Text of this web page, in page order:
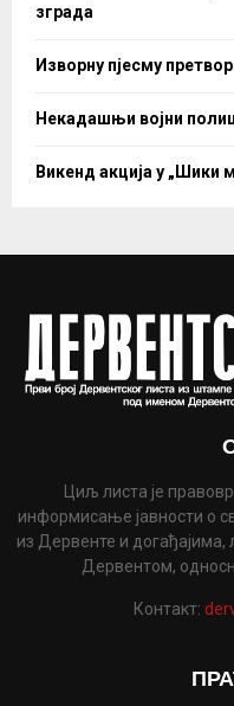
зграда
Изворну пјесму
Некадашњи војни
Викенд акција у „Шики
Циљ листа је
информисање јавности о
из Дервенте и догађајима,
Дервентом,
Контакт: